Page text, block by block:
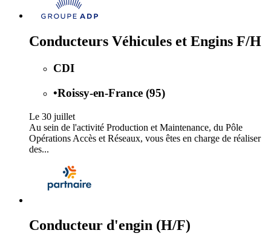
Conducteurs Véhicules et Engins F/H
CDI
•Roissy-en-France (95)
Le 30 juillet
Au sein de l'activité Production et Maintenance, du Pôle
Opérations Accès et Réseaux, vous êtes en charge de réaliser
des...
Conducteur d'engin (H/F)